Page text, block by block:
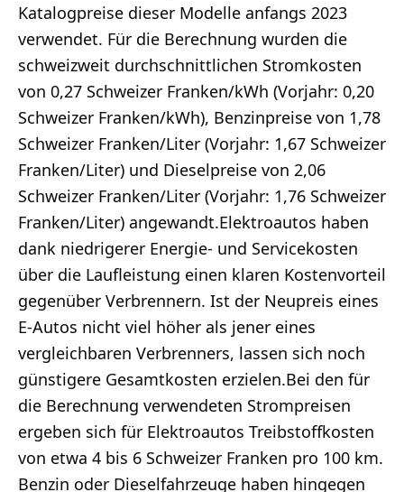
Katalogpreise dieser Modelle anfangs 2023
verwendet. Für die Berechnung wurden die
schweizweit durchschnittlichen Stromkosten
von 0,27 Schweizer Franken/kWh (Vorjahr: 0,20
Schweizer Franken/kWh), Benzinpreise von 1,78
Schweizer Franken/Liter (Vorjahr: 1,67 Schweizer
Franken/Liter) und Dieselpreise von 2,06
Schweizer Franken/Liter (Vorjahr: 1,76 Schweizer
Franken/Liter) angewandt.Elektroautos haben
dank niedrigerer Energie- und Servicekosten
über die Laufleistung einen klaren Kostenvorteil
gegenüber Verbrennern. Ist der Neupreis eines
E-Autos nicht viel höher als jener eines
vergleichbaren Verbrenners, lassen sich noch
günstigere Gesamtkosten erzielen.Bei den für
die Berechnung verwendeten Strompreisen
ergeben sich für Elektroautos Treibstoffkosten
von etwa 4 bis 6 Schweizer Franken pro 100 km.
Benzin oder Dieselfahrzeuge haben hingegen